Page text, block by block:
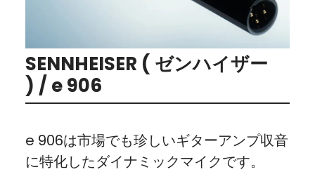
SENNHEISER ( ゼンハイザー
) / e 906
e 906は市場でも珍しいギターアンプ収音
に特化したダイナミックマイクです。